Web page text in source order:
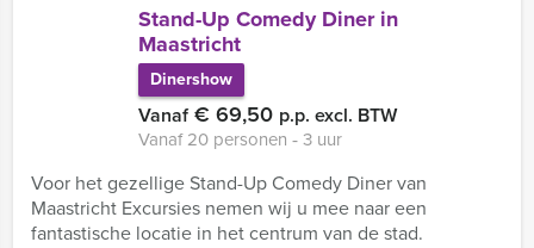
Stand-Up Comedy Diner in
Maastricht
Dinershow
Vanaf€ 69,50 p.p. excl. BTW
Vanaf 20 personen ‐ 3 uur
Voor het gezellige Stand-Up Comedy Diner van
Maastricht Excursies nemen wij u mee naar een
fantastische locatie in het centrum van de stad.